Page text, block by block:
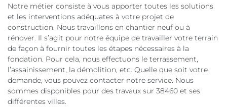
Notre métier consiste à vous apporter toutes les solutions
et les interventions adéquates à votre projet de
construction. Nous travaillons en chantier neuf ou à
rénover. Il s’agit pour notre équipe de travailler votre terrain
de façon à fournir toutes les étapes nécessaires à la
fondation. Pour cela, nous effectuons le terrassement,
l’assainissement, la démolition, etc. Quelle que soit votre
demande, vous pouvez contacter notre service. Nous
sommes disponibles pour des travaux sur 38460 et ses
différentes villes.